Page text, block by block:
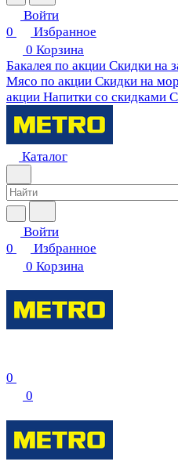
Войти
0
Избранное
0 Корзина
Бакалея по акции Скидки на
Мясо по акции Скидки на
акции Напитки со скидками
Каталог
Войти
0
Избранное
0 Корзина
0
0